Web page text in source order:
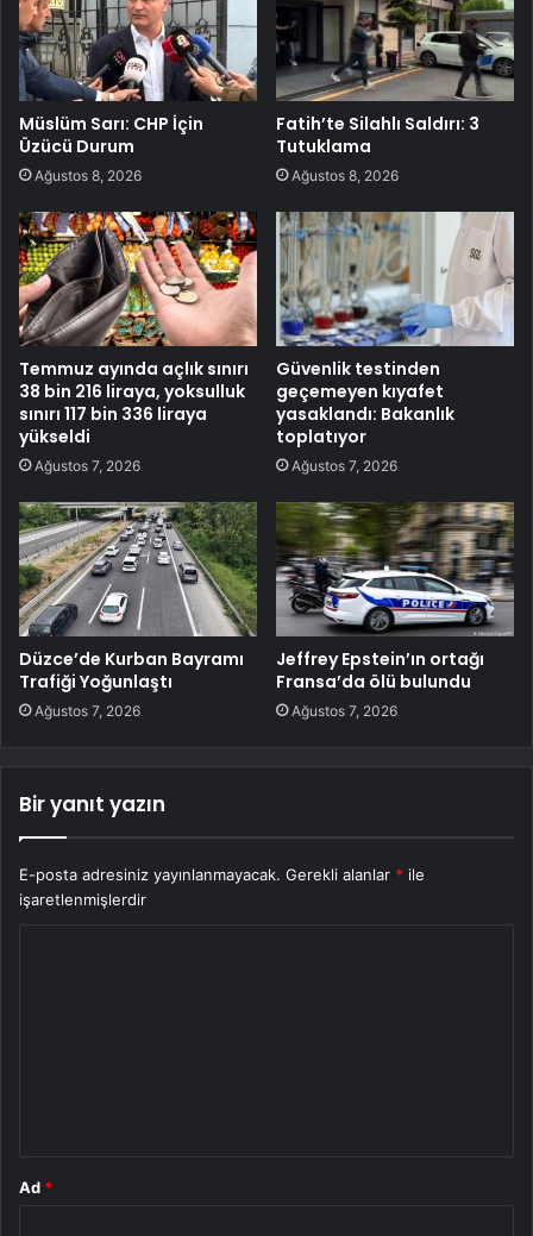
Müslüm Sarı: CHP İçin
Üzücü Durum
Ağustos 8, 2026
Fatih’te Silahlı Saldırı: 3
Tutuklama
Ağustos 8, 2026
Temmuz ayında açlık sınırı
38 bin 216 liraya, yoksulluk
sınırı 117 bin 336 liraya
yükseldi
Ağustos 7, 2026
Güvenlik testinden
geçemeyen kıyafet
yasaklandı: Bakanlık
toplatıyor
Ağustos 7, 2026
Düzce’de Kurban Bayramı
Trafiği Yoğunlaştı
Ağustos 7, 2026
Jeffrey Epstein’ın ortağı
Fransa’da ölü bulundu
Ağustos 7, 2026
Bir yanıt yazın
E-posta adresiniz yayınlanmayacak. Gerekli alanlar * ile
işaretlenmişlerdir
Ad *